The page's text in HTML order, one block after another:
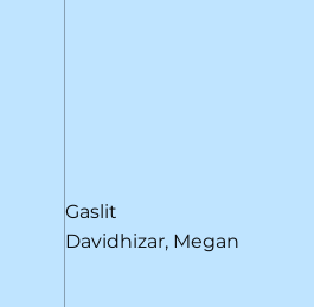
Davidhizar, Megan
Gaslit